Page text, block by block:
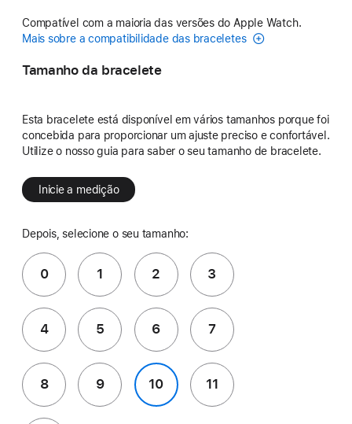
Compatível com a maioria das versões do Apple Watch.
Mais sobre a compatibilidade das braceletes
Tamanho da bracelete
Esta bracelete está disponível em vários tamanhos porque foi
concebida para proporcionar um ajuste preciso e confortável.
Utilize o nosso guia para saber o seu tamanho de bracelete.
Inicie a medição
Depois, selecione o seu tamanho:
0 1 2 3
4 5 6 7
8 9 10 11